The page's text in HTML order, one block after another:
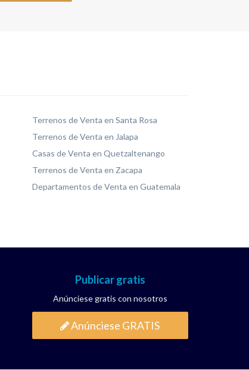
Terrenos de Venta en Santa Rosa
Terrenos de Venta en Jalapa
Casas de Venta en Quetzaltenango
Terrenos de Venta en Zacapa
Departamentos de Venta en Guatemala
Publicar gratis
Anúnciese gratis con nosotros
Anúnciese GRATIS